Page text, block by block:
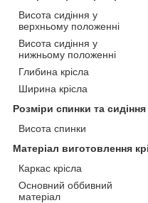
Висота сидіння у
верхньому положенні
Висота сидіння у
нижньому положенні
Глибина крісла
Ширина крісла
Розміри спинки та сидіння
Висота спинки
Матеріал виготовлення
Каркас крісла
Основний оббивний
матеріал